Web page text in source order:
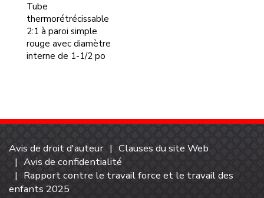
Tube
thermorétrécissable
2:1 à paroi simple
rouge avec diamètre
interne de 1-1/2 po
Avis de droit d'auteur
Clauses du site Web
Avis de confidentialité
Rapport contre le travail force et le travail des
enfants 2025